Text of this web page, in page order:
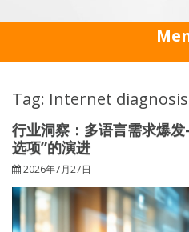
Tag: Internet
行业洞察：多语言需求爆
选项”的演进
2026年7月27日